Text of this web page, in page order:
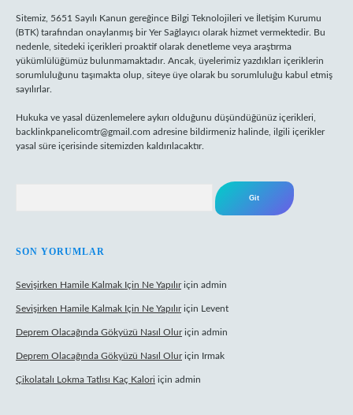
Sitemiz, 5651 Sayılı Kanun gereğince Bilgi Teknolojileri ve İletişim Kurumu
(BTK) tarafından onaylanmış bir Yer Sağlayıcı olarak hizmet vermektedir. Bu
nedenle, sitedeki içerikleri proaktif olarak denetleme veya araştırma
yükümlülüğümüz bulunmamaktadır. Ancak, üyelerimiz yazdıkları içeriklerin
sorumluluğunu taşımakta olup, siteye üye olarak bu sorumluluğu kabul etmiş
sayılırlar.
Hukuka ve yasal düzenlemelere aykırı olduğunu düşündüğünüz içerikleri,
backlinkpanelicomtr@gmail.com adresine bildirmeniz halinde, ilgili içerikler
yasal süre içerisinde sitemizden kaldırılacaktır.
SON YORUMLAR
Sevişirken Hamile Kalmak Için Ne Yapılıriçin admin
Sevişirken Hamile Kalmak Için Ne Yapılıriçin Levent
Deprem Olacağında Gökyüzü Nasıl Oluriçin admin
Deprem Olacağında Gökyüzü Nasıl Oluriçin Irmak
Çikolatalı Lokma Tatlısı Kaç Kalori için admin